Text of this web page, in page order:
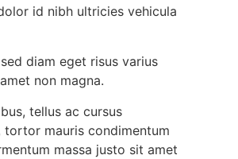
id nibh ultricies vehicula
diam eget risus varius
non magna.
tellus ac cursus
tortor mauris condimentum
massa justo sit amet